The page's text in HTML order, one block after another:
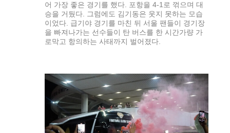
어 가장 좋은 경기를 했다. 포항을 4-1로 꺾으며 대
승을 거뒀다. 그럼에도 김기동은 웃지 못하는 모습
이었다. 급기야 경기를 마친 뒤 서울 팬들이 경기장
을 빠져나가는 선수들이 탄 버스를 한 시간가량 가
로막고 항의하는 사태까지 벌어졌다.